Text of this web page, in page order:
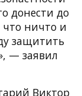
донести до
ничто и
защитить
— заявил
Виктор